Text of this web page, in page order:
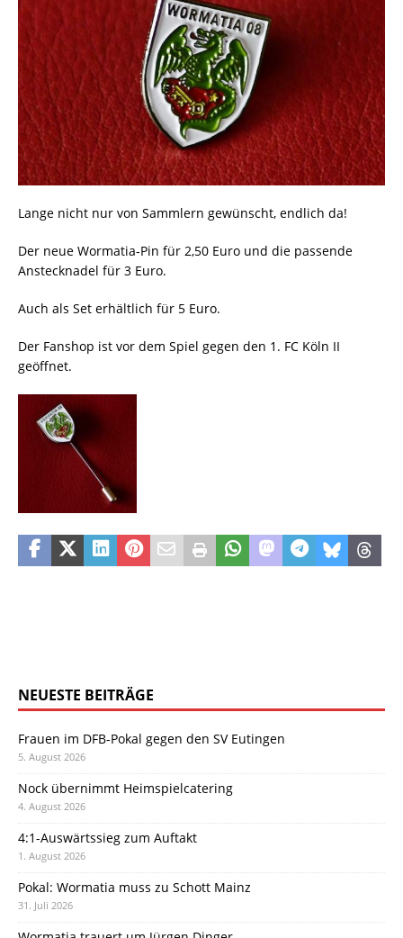
Lange nicht nur von Sammlern gewünscht, endlich da!
Der neue Wormatia-Pin für 2,50 Euro und die passende
Anstecknadel für 3 Euro.
Auch als Set erhältlich für 5 Euro.
Der Fanshop ist vor dem Spiel gegen den 1. FC Köln II
geöffnet.
NEUESTE BEITRÄGE
Frauen im DFB-Pokal gegen den SV Eutingen
5. August 2026
Nock übernimmt Heimspielcatering
4. August 2026
4:1-Auswärtssieg zum Auftakt
1. August 2026
Pokal: Wormatia muss zu Schott Mainz
31. Juli 2026